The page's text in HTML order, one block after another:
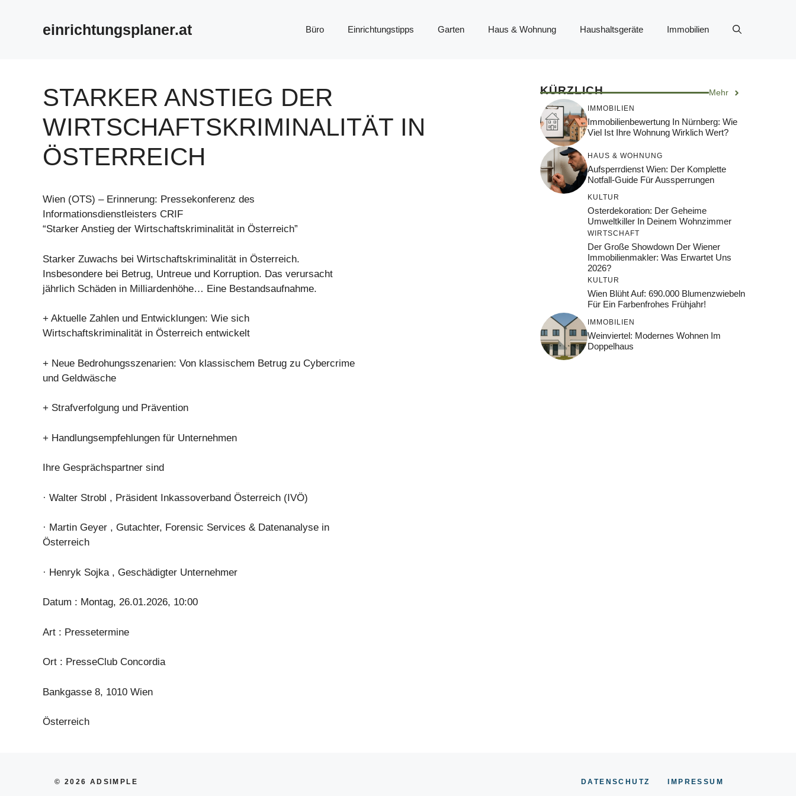
einrichtungsplaner.at Büro Einrichtungstipps Garten Haus & Wohnung Haushaltsgeräte Immobilien
STARKER ANSTIEG DER
WIRTSCHAFTSKRIMINALITÄT IN
ÖSTERREICH
Wien (OTS) – Erinnerung: Pressekonferenz des
Informationsdienstleisters CRIF
“Starker Anstieg der Wirtschaftskriminalität in Österreich”
Starker Zuwachs bei Wirtschaftskriminalität in Österreich.
Insbesondere bei Betrug, Untreue und Korruption. Das verursacht
jährlich Schäden in Milliardenhöhe… Eine Bestandsaufnahme.
+ Aktuelle Zahlen und Entwicklungen: Wie sich
Wirtschaftskriminalität in Österreich entwickelt
+ Neue Bedrohungsszenarien: Von klassischem Betrug zu Cybercrime
und Geldwäsche
+ Strafverfolgung und Prävention
+ Handlungsempfehlungen für Unternehmen
Ihre Gesprächspartner sind
· Walter Strobl , Präsident Inkassoverband Österreich (IVÖ)
· Martin Geyer , Gutachter, Forensic Services & Datenanalyse in
Österreich
· Henryk Sojka , Geschädigter Unternehmer
Datum : Montag, 26.01.2026, 10:00
Art : Pressetermine
Ort : PresseClub Concordia
Bankgasse 8, 1010 Wien
Österreich
KÜRZLICH Mehr
IMMOBILIEN
Immobilienbewertung In Nürnberg: Wie
Viel Ist Ihre Wohnung Wirklich Wert?
HAUS & WOHNUNG
Aufsperrdienst Wien: Der Komplette
Notfall-Guide Für Aussperrungen
KULTUR
Osterdekoration: Der Geheime
Umweltkiller In Deinem Wohnzimmer
WIRTSCHAFT
Der Große Showdown Der Wiener
Immobilienmakler: Was Erwartet Uns
2026?
KULTUR
Wien Blüht Auf: 690.000 Blumenzwiebeln
Für Ein Farbenfrohes Frühjahr!
IMMOBILIEN
Weinviertel: Modernes Wohnen Im
Doppelhaus
© 2026 ADSIMPLE DATENSCHUTZ IMPRESSUM